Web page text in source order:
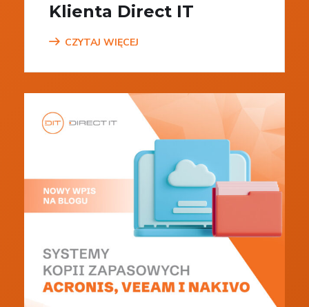
Klienta Direct IT
CZYTAJ WIĘCEJ